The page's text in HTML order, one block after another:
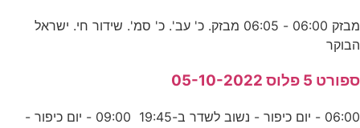
מבזק 06:00 - 06:05 מבזק. כ' עב'. כ' סמ'. שידור חי. ישראל
הבוקר
ספורט 5 פלוס 05-10-2022
06:00 - יום כיפור - נשוב לשדר ב-19:45 09:00 - יום כיפור -